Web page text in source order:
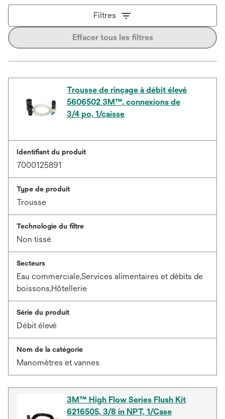
Filtres
Effacer tous les filtres
Trousse de rinçage à débit élevé
5606502 3M™, connexions de
3/4 po, 1/caisse
Identifiant du produit
7000125891
Type de produit
Trousse
Technologie du filtre
Non tissé
Secteurs
Eau commerciale,Services alimentaires et débits de
boissons,Hôtellerie
Série du produit
Débit élevé
Nom de la catégorie
Manomètres et vannes
3M™ High Flow Series Flush Kit
6216505, 3/8 in NPT, 1/Case